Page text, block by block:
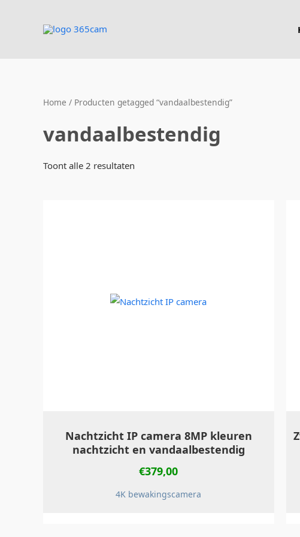
Home / Producten getagged “vandaalbestendig”
vandaalbestendig
Toont alle 2 resultaten
Nachtzicht IP camera 8MP kleuren
nachtzicht en vandaalbestendig
€379,00
4K bewakingscamera